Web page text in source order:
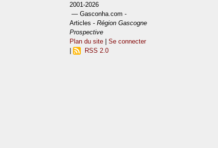
2001-2026
— Gasconha.com -
Articles -Région Gascogne
Prospective
Plan du site |Se connecter
RSS 2.0